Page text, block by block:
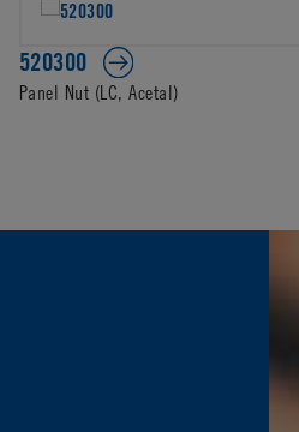
520300
Panel Nut (LC, Acetal)